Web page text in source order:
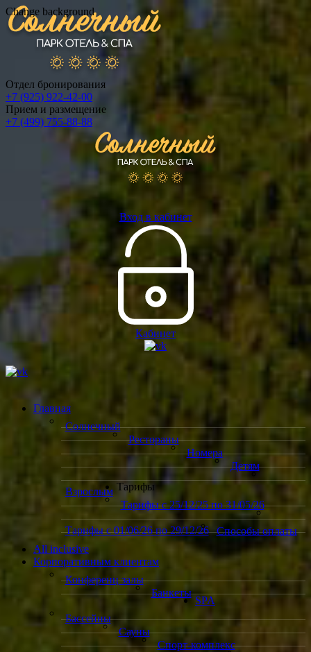
Change background
Отдел бронирования
+7 (925) 922-42-00
Прием и размещение
+7 (499) 755-88-88
Вход в кабинет
Кабинет
Главная
Солнечный
Рестораны
Номера
Детям
Взрослым Тарифы
Тарифы с 25/12/25 по 31/05/26
Тарифы с 01/06/26 по 29/12/26
Способы оплаты
All inclusive
Корпоративным клиентам
Конференц залы
Банкеты
SPA
Бассейны
Сауны
Спорт-комплекс